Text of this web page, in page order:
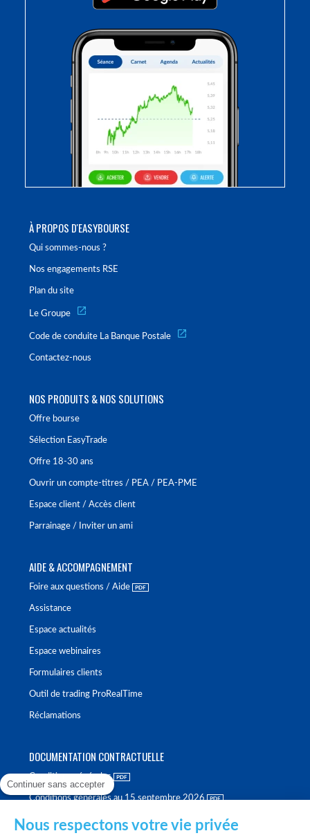
À PROPOS D'EASYBOURSE
Qui sommes-nous ?
Nos engagements RSE
Plan du site
Le Groupe
Code de conduite La Banque Postale
Contactez-nous
NOS PRODUITS & NOS SOLUTIONS
Offre bourse
Sélection EasyTrade
Offre 18-30 ans
Ouvrir un compte-titres / PEA / PEA-PME
Espace client / Accès client
Parrainage / Inviter un ami
AIDE & ACCOMPAGNEMENT
Foire aux questions / Aide
Assistance
Espace actualités
Espace webinaires
Formulaires clients
Outil de trading ProRealTime
Réclamations
DOCUMENTATION CONTRACTUELLE
Conditions générales
Conditions générales au 15 septembre 2026
Continuer sans accepter
Nous respectons votre vie privée